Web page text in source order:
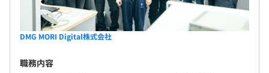
DMG MORI Digital株式会社
職務内容